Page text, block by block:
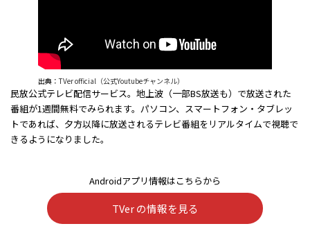
出典：TVer official（公式Youtubeチャンネル）
民放公式テレビ配信サービス。地上波（一部BS放送も）で放送された
番組が1週間無料でみられます。パソコン、スマートフォン・タブレッ
トであれば、夕方以降に放送されるテレビ番組をリアルタイムで視聴で
きるようになりました。
Androidアプリ情報はこちらから
TVer の情報を見る